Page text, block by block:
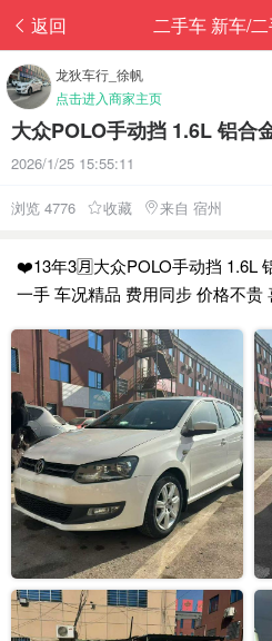
返回 二手车 新车/
龙狄车行_徐帆
点击进入商家主页
大众POLO手动挡 1.6L 铝合
2026/1/25 15:55:11
浏览 4776 收藏 来自 宿州
❤️13年3🈷️大众POLO手动挡 1.6L
一手 车况精品 费用同步 价格不贵